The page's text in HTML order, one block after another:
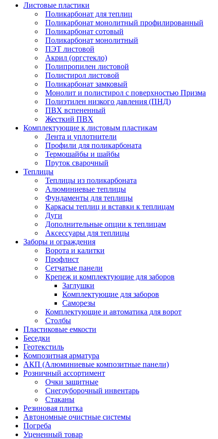
Листовые пластики
Поликарбонат для теплиц
Поликарбонат монолитный профилированный
Поликарбонат сотовый
Поликарбонат монолитный
ПЭТ листовой
Акрил (оргстекло)
Полипропилен листовой
Полистирол листовой
Поликарбонат замковый
Монолит и полистирол с поверхностью Призма
Полиэтилен низкого давления (ПНД)
ПВХ вспененный
Жесткий ПВХ
Комплектующие к листовым пластикам
Лента и уплотнители
Профили для поликарбоната
Термошайбы и шайбы
Пруток сварочный
Теплицы
Теплицы из поликарбоната
Алюминиевые теплицы
Фундаменты для теплицы
Каркасы теплиц и вставки к теплицам
Дуги
Дополнительные опции к теплицам
Аксессуары для теплицы
Заборы и ограждения
Ворота и калитки
Профлист
Сетчатые панели
Крепеж и комплектующие для заборов
Заглушки
Комплектующие для заборов
Саморезы
Комплектующие и автоматика для ворот
Столбы
Пластиковые емкости
Беседки
Геотекстиль
Композитная арматура
АКП (Алюминиевые композитные панели)
Розничный ассортимент
Очки защитные
Снегоуборочный инвентарь
Стаканы
Резиновая плитка
Автономные очистные системы
Погреба
Уцененный товар